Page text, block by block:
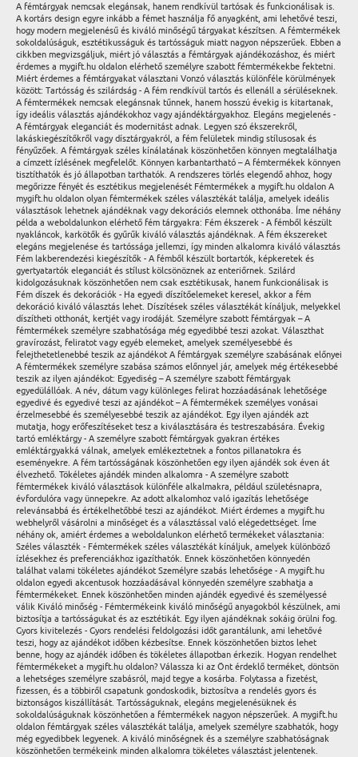
A fémtárgyak nemcsak elegánsak, hanem rendkívül tartósak és funkcionálisak is.
A kortárs design egyre inkább a fémet használja fő anyagként, ami lehetővé teszi,
hogy modern megjelenésű és kiváló minőségű tárgyakat készítsen. A fémtermékek
sokoldalúságuk, esztétikusságuk és tartósságuk miatt nagyon népszerűek. Ebben a
cikkben megvizsgáljuk, miért jó választás a fémtárgyak ajándékozáshoz, és miért
érdemes a mygift.hu oldalon elérhető személyre szabott fémtermékekbe fektetni.
Miért érdemes a fémtárgyakat választani Vonzó választás különféle körülmények
között: Tartósság és szilárdság - A fém rendkívül tartós és ellenáll a sérüléseknek.
A fémtermékek nemcsak elegánsnak tűnnek, hanem hosszú évekig is kitartanak,
így ideális választás ajándékokhoz vagy ajándéktárgyakhoz. Elegáns megjelenés -
A fémtárgyak eleganciát és modernitást adnak. Legyen szó ékszerekről,
lakáskiegészítőkről vagy dísztárgyakról, a fém felületek mindig stílusosak és
fényűzőek. A fémtárgyak széles kínálatának köszönhetően könnyen megtalálhatja
a címzett ízlésének megfelelőt. Könnyen karbantartható – A fémtermékek könnyen
tisztíthatók és jó állapotban tarthatók. A rendszeres törlés elegendő ahhoz, hogy
megőrizze fényét és esztétikus megjelenését Fémtermékek a mygift.hu oldalon A
mygift.hu oldalon olyan fémtermékek széles választékát találja, amelyek ideális
választások lehetnek ajándéknak vagy dekorációs elemnek otthonába. Íme néhány
példa a weboldalunkon elérhető fém tárgyakra: Fém ékszerek - A fémből készült
nyakláncok, karkötők és gyűrűk kiváló választás ajándéknak. A fém ékszereket
elegáns megjelenése és tartóssága jellemzi, így minden alkalomra kiváló választás
Fém lakberendezési kiegészítők - A fémből készült bortartók, képkeretek és
gyertyatartók eleganciát és stílust kölcsönöznek az enteriőrnek. Szilárd
kidolgozásuknak köszönhetően nem csak esztétikusak, hanem funkcionálisak is
Fém díszek és dekorációk - Ha egyedi díszítőelemeket keresel, akkor a fém
dekoráció kiváló választás lehet. Díszítések széles választékát kínáljuk, melyekkel
díszítheti otthonát, kertjét vagy irodáját. Személyre szabott fémtárgyak – A
fémtermékek személyre szabhatósága még egyedibbé teszi azokat. Választhat
gravírozást, feliratot vagy egyéb elemeket, amelyek személyesebbé és
felejthetetlenebbé teszik az ajándékot A fémtárgyak személyre szabásának előnyei
A fémtermékek személyre szabása számos előnnyel jár, amelyek még értékesebbé
teszik az ilyen ajándékot: Egyediség – A személyre szabott fémtárgyak
egyedülállóak. A név, dátum vagy különleges felirat hozzáadásának lehetősége
egyedivé és egyedivé teszi az ajándékot – A fémtermékek személyes vonásai
érzelmesebbé és személyesebbé teszik az ajándékot. Egy ilyen ajándék azt
mutatja, hogy erőfeszítéseket tesz a kiválasztására és testreszabására. Évekig
tartó emléktárgy - A személyre szabott fémtárgyak gyakran értékes
emléktárgyakká válnak, amelyek emlékeztetnek a fontos pillanatokra és
eseményekre. A fém tartósságának köszönhetően egy ilyen ajándék sok éven át
élvezhető. Tökéletes ajándék minden alkalomra - A személyre szabott
fémtermékek kiváló választások különféle alkalmakra, például születésnapra,
évfordulóra vagy ünnepekre. Az adott alkalomhoz való igazítás lehetősége
relevánsabbá és értékelhetőbbé teszi az ajándékot. Miért érdemes a mygift.hu
webhelyről vásárolni a minőséget és a választással való elégedettséget. Íme
néhány ok, amiért érdemes a weboldalunkon elérhető termékeket választania:
Széles választék - Fémtermékek széles választékát kínáljuk, amelyek különböző
ízlésekhez és preferenciákhoz igazíthatók. Ennek köszönhetően könnyedén
találhat valami tökéletes ajándékot Személyre szabás lehetősége - A mygift.hu
oldalon egyedi akcentusok hozzáadásával könnyedén személyre szabhatja a
fémtermékeket. Ennek köszönhetően minden ajándék egyedivé és személyessé
válik Kiváló minőség - Fémtermékeink kiváló minőségű anyagokból készülnek, ami
biztosítja a tartósságukat és az esztétikát. Egy ilyen ajándéknak sokáig örülni fog.
Gyors kivitelezés - Gyors rendelési feldolgozási időt garantálunk, ami lehetővé
teszi, hogy az ajándékot időben kézbesítse. Ennek köszönhetően biztos lehet
benne, hogy az ajándék időben és tökéletes állapotban érkezik. Hogyan rendelhet
fémtermékeket a mygift.hu oldalon? Válassza ki az Önt érdeklő terméket, döntsön
a lehetséges személyre szabásról, majd tegye a kosárba. Folytassa a fizetést,
fizessen, és a többiről csapatunk gondoskodik, biztosítva a rendelés gyors és
biztonságos kiszállítását. Tartósságuknak, elegáns megjelenésüknek és
sokoldalúságuknak köszönhetően a fémtermékek nagyon népszerűek. A mygift.hu
oldalon fémtárgyak széles választékát találja, amelyek személyre szabhatók, hogy
még egyedibbek legyenek. A kiváló minőségnek és a személyre szabhatóságnak
köszönhetően termékeink minden alkalomra tökéletes választást jelentenek.